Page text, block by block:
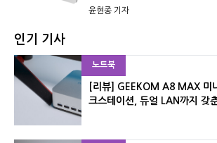
윤현종 기자
인기 기사
노트북
[리뷰] GEEKOM A8 MAX 미
크스테이션, 듀얼 LAN까지 갖